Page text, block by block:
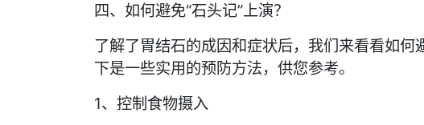
四、如何避免“石头记”上演？
了解了胃结石的成因和症状后，我们来看看如何
下是一些实用的预防方法，供您参考。
1、控制食物摄入